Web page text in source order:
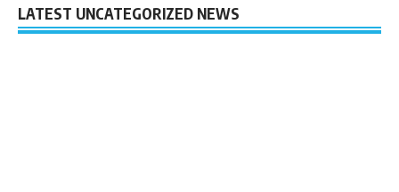
LATEST UNCATEGORIZED NEWS